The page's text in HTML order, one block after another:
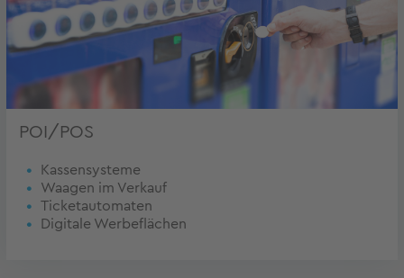
POI/POS
Kassensysteme
Waagen im Verkauf
Ticketautomaten
Digitale Werbeflächen